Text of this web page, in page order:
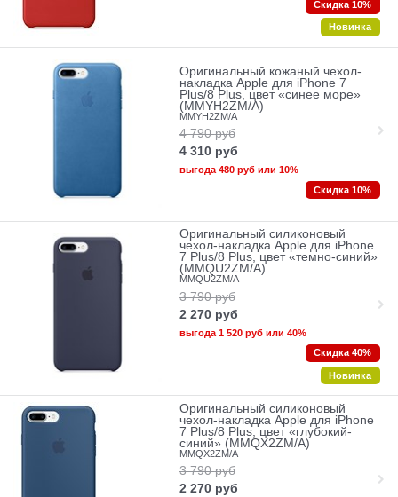
Скидка 10%
Новинка
Оригинальный кожаный чехол-
накладка Apple для iPhone 7
Plus/8 Plus, цвет «синее море»
(MMYH2ZM/A)
MMYH2ZM/A
4 790 руб
4 310 руб
выгода 480 рубили 10%
Скидка 10%
Оригинальный силиконовый
чехол-накладка Apple для iPhone
7 Plus/8 Plus, цвет «темно-синий»
(MMQU2ZM/A)
MMQU2ZM/A
3 790 руб
2 270 руб
выгода 1 520 рубили 40%
Скидка 40%
Новинка
Оригинальный силиконовый
чехол-накладка Apple для iPhone
7 Plus/8 Plus, цвет «глубокий-
синий» (MMQX2ZM/A)
MMQX2ZM/A
3 790 руб
2 270 руб